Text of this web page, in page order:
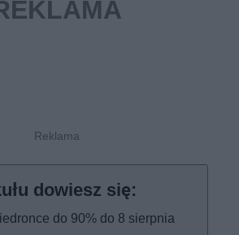
do 90% do 8 sierpnia